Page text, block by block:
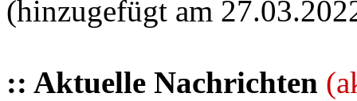
(hinzugefügt am
:: Aktuelle Nachrichten